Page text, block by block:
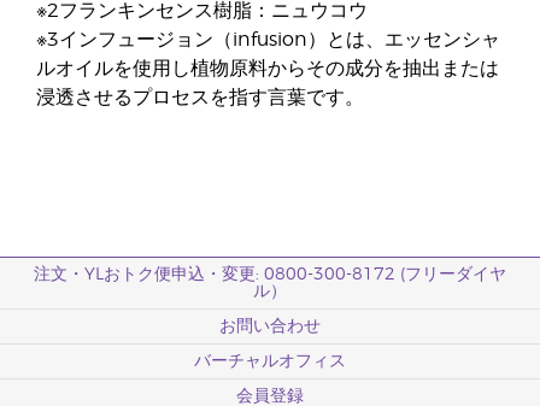
※2フランキンセンス樹脂：ニュウコウ
※3インフュージョン（infusion）とは、エッセンシャ
ルオイルを使用し植物原料からその成分を抽出または
浸透させるプロセスを指す言葉です。
注文・YLおトク便申込・変更: 0800-300-8172 (フリーダイヤ
ル）
お問い合わせ
バーチャルオフィス
会員登録